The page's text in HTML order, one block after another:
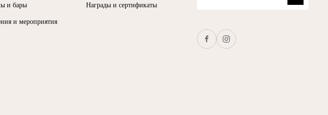
и бары
и мероприятия
Награды и сертификаты